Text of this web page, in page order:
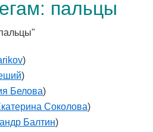
пальцы
)
)
Белова)
Соколова)
Балтин)